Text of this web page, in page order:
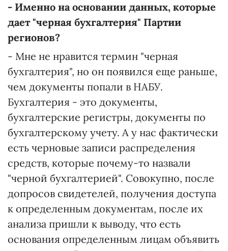
- Именно на основании данных, которые
дает "черная бухгалтерия" Партии
регионов?
- Мне не нравится термин "черная
бухгалтерия", но он появился еще раньше,
чем документы попали в НАБУ.
Бухгалтерия - это документы,
бухгалтерские регистры, документы по
бухгалтерскому учету. А у нас фактически
есть черновые записи распределения
средств, которые почему-то назвали
"черной бухгалтерией". Совокупно, после
допросов свидетелей, получения доступа
к определенным документам, после их
анализа пришли к выводу, что есть
основания определенным лицам объявить